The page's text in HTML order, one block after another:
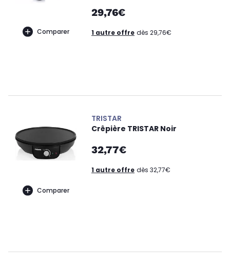
Comparer
29,76€
1 autre offre dès 29,76€
Comparer
TRISTAR
Crêpière TRISTAR Noir
32,77€
1 autre offre dès 32,77€